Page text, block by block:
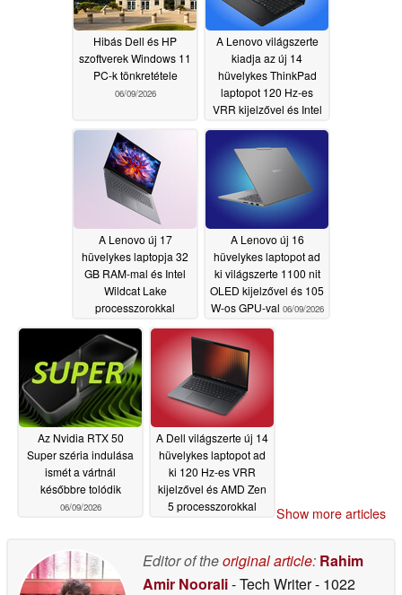
Hibás Dell és HP
szoftverek Windows 11
PC-k tönkretétele
06/09/2026
A Lenovo világszerte
kiadja az új 14
hüvelykes ThinkPad
laptopot 120 Hz-es
VRR kijelzővel és Intel
processzorokkal
A Lenovo új 17
hüvelykes laptopja 32
GB RAM-mal és Intel
Wildcat Lake
processzorokkal
nemzetközi
megjelenést kap
06/09/2026
A Lenovo új 16
hüvelykes laptopot ad
ki világszerte 1100 nit
OLED kijelzővel és 105
W-os GPU-val 06/09/2026
Az Nvidia RTX 50
Super széria indulása
ismét a vártnál
későbbre tolódik
06/09/2026
A Dell világszerte új 14
hüvelykes laptopot ad
ki 120 Hz-es VRR
kijelzővel és AMD Zen
5 processzorokkal
Show more articles
Editor of theoriginal article: Rahim
Amir Noorali- Tech Writer- 1022